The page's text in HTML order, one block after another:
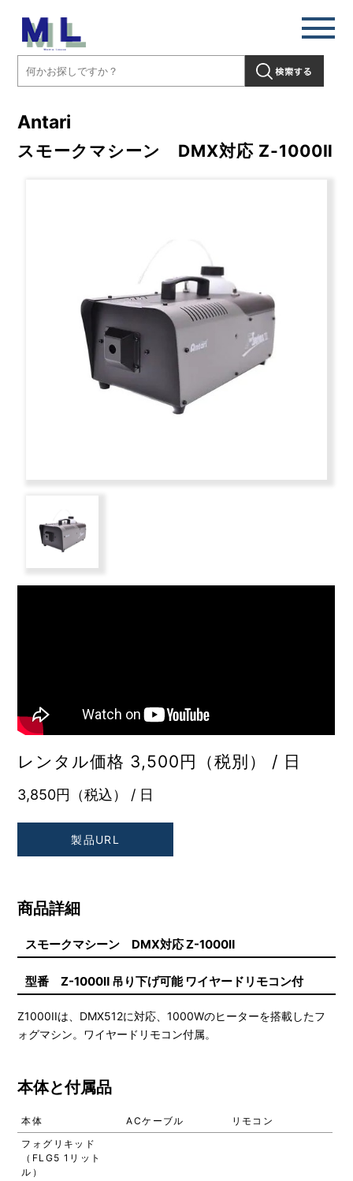
Antari
スモークマシーン DMX対応 Z-1000Ⅱ
レンタル価格 3,500円（税別） / 日
3,850円（税込） / 日
製品URL
商品詳細
スモークマシーン DMX対応 Z-1000Ⅱ
型番 Z-1000Ⅱ 吊り下げ可能 ワイヤードリモコン付
Z1000IIは、DMX512に対応、1000Wのヒーターを搭載したフ
ォグマシン。ワイヤードリモコン付属。
本体と付属品
本体 ACケーブル
リモコン
フォグリキッド
（FLG5 1リット
ル）